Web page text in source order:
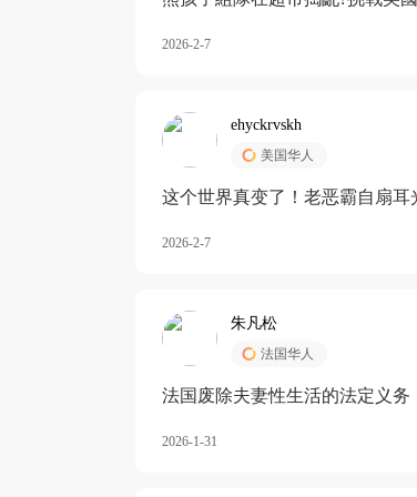
2026-2-7
ehyckrvskh
美国华人
这个世界真变了！老恶霸自扇耳
2026-2-7
朱凡松
法国华人
法国废除夫妻性生活的法定义务
2026-1-31